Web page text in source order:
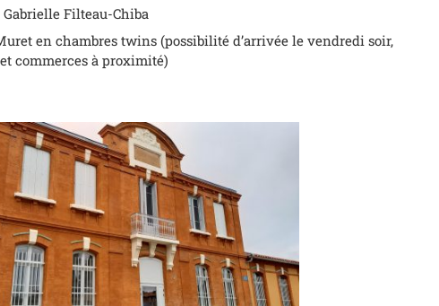
Gabrielle Filteau-Chiba
en chambres twins (possibilité d’arrivée le vendredi soir,
commerces à proximité)